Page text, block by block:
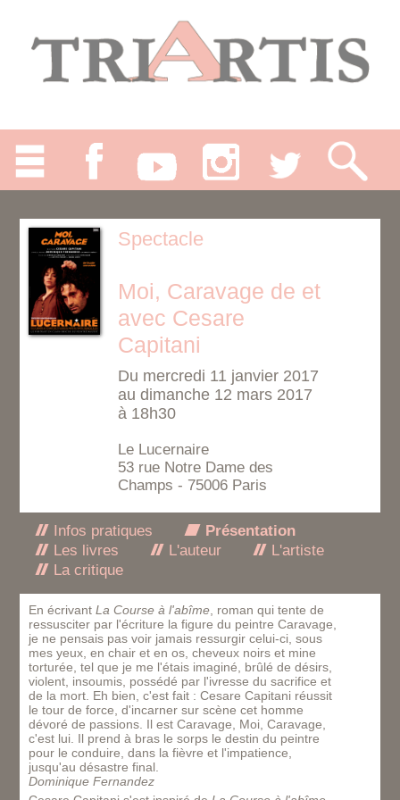
Spectacle
Moi, Caravage de et
avec Cesare
Capitani
Du mercredi 11 janvier 2017
au dimanche 12 mars 2017
à 18h30
Le Lucernaire
53 rue Notre Dame des
Champs - 75006 Paris
Infos pratiques
Présentation
Les livres
L'auteur
L'artiste
La critique
En écrivantLa Course à l'abîme , roman qui tente de
ressusciter par l'écriture la figure du peintre Caravage,
je ne pensais pas voir jamais ressurgir celui-ci, sous
mes yeux, en chair et en os, cheveux noirs et mine
torturée, tel que je me l'étais imaginé, brûlé de désirs,
violent, insoumis, possédé par l'ivresse du sacrifice et
de la mort. Eh bien, c'est fait : Cesare Capitani réussit
le tour de force, d'incarner sur scène cet homme
dévoré de passions. Il est Caravage, Moi, Caravage,
c'est lui. Il prend à bras le sorps le destin du peintre
pour le conduire, dans la fièvre et l'impatience,
jusqu'au désastre final.
Dominique Fernandez